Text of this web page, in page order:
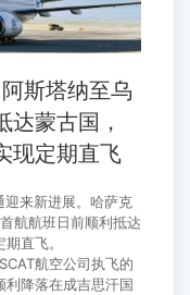
斯塔纳至乌
达蒙古国，
现定期直飞
来新进展。哈萨克
航航班日前顺利抵达
直飞。
航空公司执飞的
利降落在成吉思汗国